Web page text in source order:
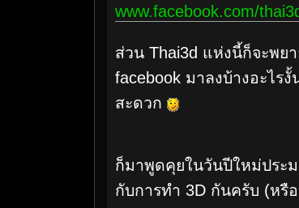
www.facebook.com/
ส่วน Thai3d แห่งนี้ก็จะพย
facebook มาลงบ้างอะไร
สะดวก
ก็มาพูดคุยในวันปีใหม่ประ
กับการทำ 3D กันครับ (หรื